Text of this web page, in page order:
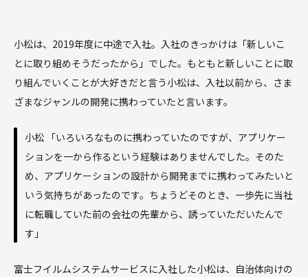
小松は、2019年度に中途で入社。入社のきっかけは「新しいこ
とに取り組めそうだったから」でした。もともと新しいことに取
り組んでいくことが大好きだと言う小松は、入社以前から、さま
ざまなジャンルの開発に携わっていたと言います。
小松 「いろいろなものに携わっていたのですが、アプリケー
ションを一から作るという経験はありませんでした。そのた
め、アプリケーションの設計から開発までに携わってみたいと
いう気持ちがあったのです。ちょうどそのとき、一歩先に当社
に転職していた前の会社の先輩から、誘っていただいたんで
す」
富士フイルムシステムサービスに入社した小松は、自治体向けの